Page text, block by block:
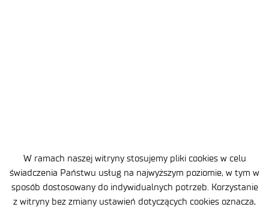
W ramach naszej witryny stosujemy pliki cookies w celu
świadczenia Państwu usług na najwyższym poziomie, w tym w
sposób dostosowany do indywidualnych potrzeb. Korzystanie
z witryny bez zmiany ustawień dotyczących cookies oznacza,
13 LIP 2026 3 MIN